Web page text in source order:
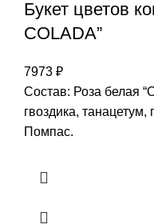
Букет цветов
COLADA”
7973 ₽
Состав: Роза белая
гвоздика,
Помпас.